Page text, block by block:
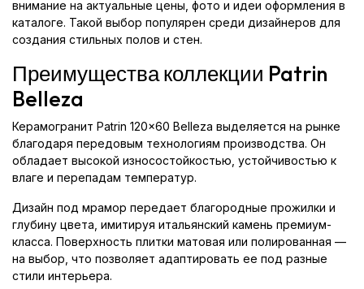
внимание на актуальные цены, фото и идеи оформления в
каталоге. Такой выбор популярен среди дизайнеров для
создания стильных полов и стен.
Преимущества коллекции Patrin
Belleza
Керамогранит Patrin 120x60 Belleza выделяется на рынке
благодаря передовым технологиям производства. Он
обладает высокой износостойкостью, устойчивостью к
влаге и перепадам температур.
Дизайн под мрамор передает благородные прожилки и
глубину цвета, имитируя итальянский камень премиум-
класса. Поверхность плитки матовая или полированная —
на выбор, что позволяет адаптировать ее под разные
стили интерьера.